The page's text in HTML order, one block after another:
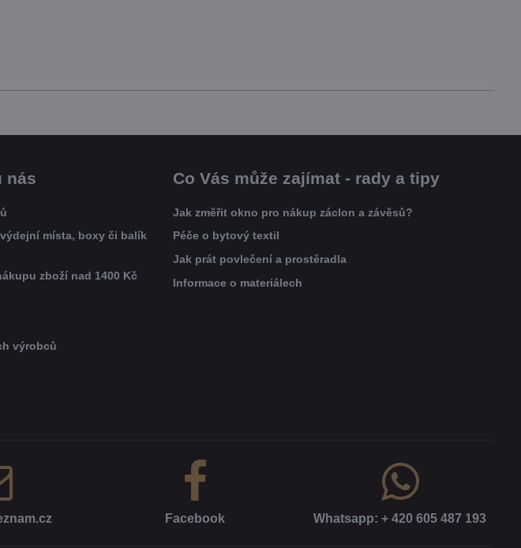
nás
místa, boxy či balík
zboží nad 1400 Kč
výrobců
Co Vás může zajímat - rady a tipy
Jak změřit okno pro nákup záclon a závěsů?
Péče o bytový textil
Jak prát povlečení a prostěradla
Informace o materiálech
Facebook Whatsapp: + 420 605 487 193